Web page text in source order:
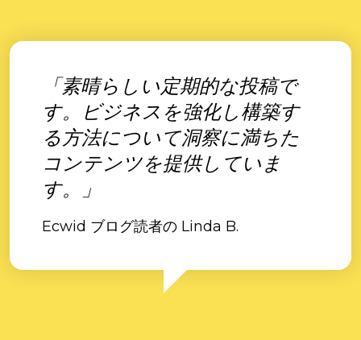
「素晴らしい定期的な投稿で
す。ビジネスを強化し構築す
る方法について洞察に満ちた
コンテンツを提供していま
す。」
Ecwid ブログ読者の Linda B.